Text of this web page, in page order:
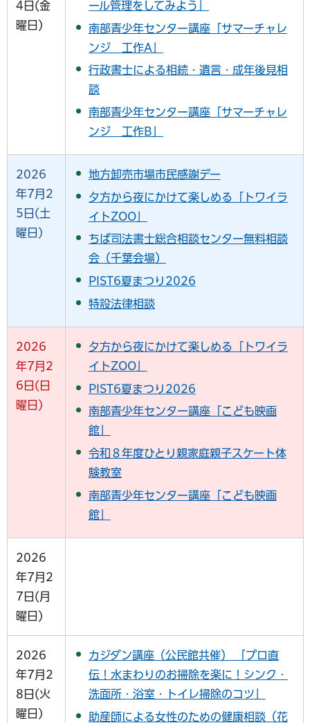
4日(金
曜日)
ール管理をしてみよう」
南部青少年センター講座「サマーチャレ
ンジ 工作A」
行政書士による相続・遺言・成年後見相
談
南部青少年センター講座「サマーチャレ
ンジ 工作B」
2026
年7月2
5日(土
曜日)
地方卸売市場市民感謝デー
夕方から夜にかけて楽しめる「トワイラ
イトZOO」
ちば司法書士総合相談センター無料相談
会（千葉会場）
PIST6夏まつり2026
特設法律相談
2026
年7月2
6日(日
曜日)
夕方から夜にかけて楽しめる「トワイラ
イトZOO」
PIST6夏まつり2026
南部青少年センター講座「こども映画
館」
令和８年度ひとり親家庭親子スケート体
験教室
南部青少年センター講座「こども映画
館」
2026
年7月2
7日(月
曜日)
2026
年7月2
8日(火
曜日)
カジダン講座（公民館共催） 「プロ直
伝！水まわりのお掃除を楽に！シンク・
洗面所・浴室・トイレ掃除のコツ」
助産師による女性のための健康相談（花